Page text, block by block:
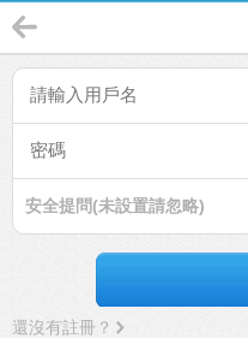
安全提問(未設置請忽略)
還沒有註冊？